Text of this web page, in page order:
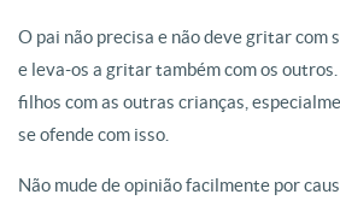
O pai não precisa e não deve gritar com
e leva-os a gritar também com os
filhos com as outras crianças,
se ofende com isso.
Não mude de opinião facilmente por